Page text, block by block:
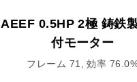
AEEF 0.5HP 2極 鋳鉄
付モーター
フレーム 71, 効率